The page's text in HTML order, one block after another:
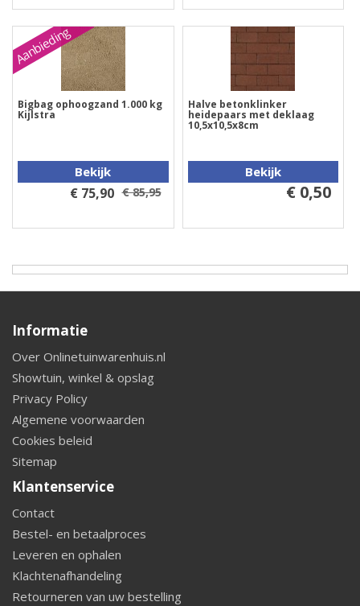
Aanbieding
Bigbag ophoogzand 1.000 kg
Kijlstra
Bekijk
€ 75,90 € 85,95
Halve betonklinker
heidepaars met deklaag
10,5x10,5x8cm
Bekijk
€ 0,50
Informatie
Over Onlinetuinwarenhuis.nl
Showtuin, winkel & opslag
Privacy Policy
Algemene voorwaarden
Cookies beleid
Sitemap
Klantenservice
Contact
Bestel- en betaalproces
Leveren en ophalen
Klachtenafhandeling
Retourneren van uw bestelling